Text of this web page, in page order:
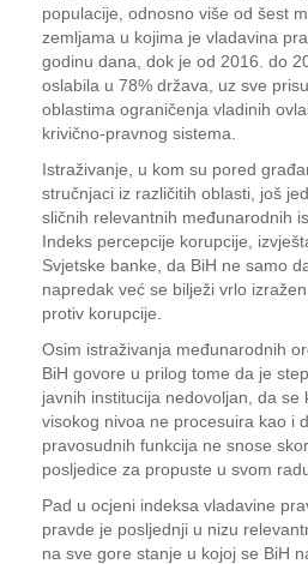
populacije, odnosno više od šest
zemljama u kojima je vladavina
godinu dana, dok je od 2016. do
oslabila u 78% država, uz sve
oblastima ograničenja vladinih
krivično-pravnog sistema.
Istraživanje, u kom su pored
stručnjaci iz različitih oblasti, još
sličnih relevantnih međunarodnih
Indeks percepcije korupcije,
Svjetske banke, da BiH ne samo
napredak već se bilježi vrlo
protiv korupcije.
Osim istraživanja međunarodnih
BiH govore u prilog tome da je
javnih institucija nedovoljan, da se
visokog nivoa ne procesuira kao i
pravosudnih funkcija ne snose
posljedice za propuste u svom
Pad u ocjeni indeksa vladavine
pravde je posljednji u nizu
na sve gore stanje u kojoj se BiH